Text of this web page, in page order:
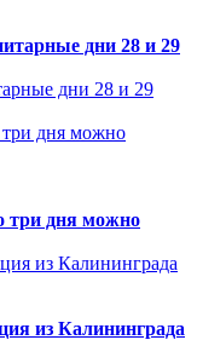
дни 28 и 29
дни 28 и 29
три дня можно
из Калининграда